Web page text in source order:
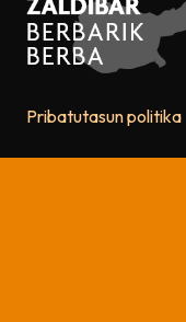
Pribatutasun politika